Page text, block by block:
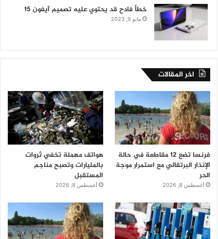
خطأ فادح قد يحتوي عليه تصميم آيفون 15
مايو 9, 2023
اخر المقالات
فرنسا تضع 12 مقاطعة في حالة
الإنذار البرتقالي مع استمرار موجة
الحر
أغسطس 8, 2026
هواتف مهملة تخفي ثروات
بالمليارات وتصبح مناجم
المستقبل
أغسطس 8, 2026